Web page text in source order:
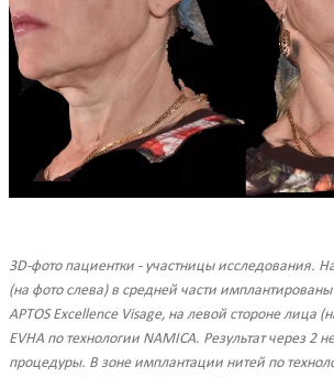
3D-фото пациентки - участницы исследования.
(на фото слева) в средней части
APTOS Excellence Visage, на левой стороне лица
EVHA по технологии NAMICA. Результат через 2
процедуры. В зоне имплантации нитей по